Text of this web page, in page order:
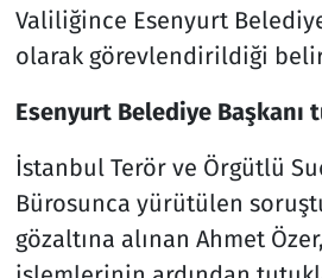
Valiliğince Esenyurt
olarak görevlendirildiği
Esenyurt Belediye Başkanı
İstanbul Terör ve Örgütlü
Bürosunca yürütülen
gözaltına alınan Ahmet